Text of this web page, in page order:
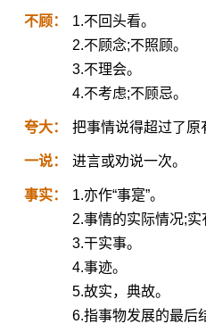
不顾：
1.不回头看。
2.不顾念;不照顾。
3.不理会。
4.不考虑;不顾忌。
夸大： 把事情说得超过了原
一说： 进言或劝说一次。
事实：
1.亦作“事寔”。
2.事情的实际情况;实
3.干实事。
4.事迹。
5.故实，典故。
6.指事物发展的最后